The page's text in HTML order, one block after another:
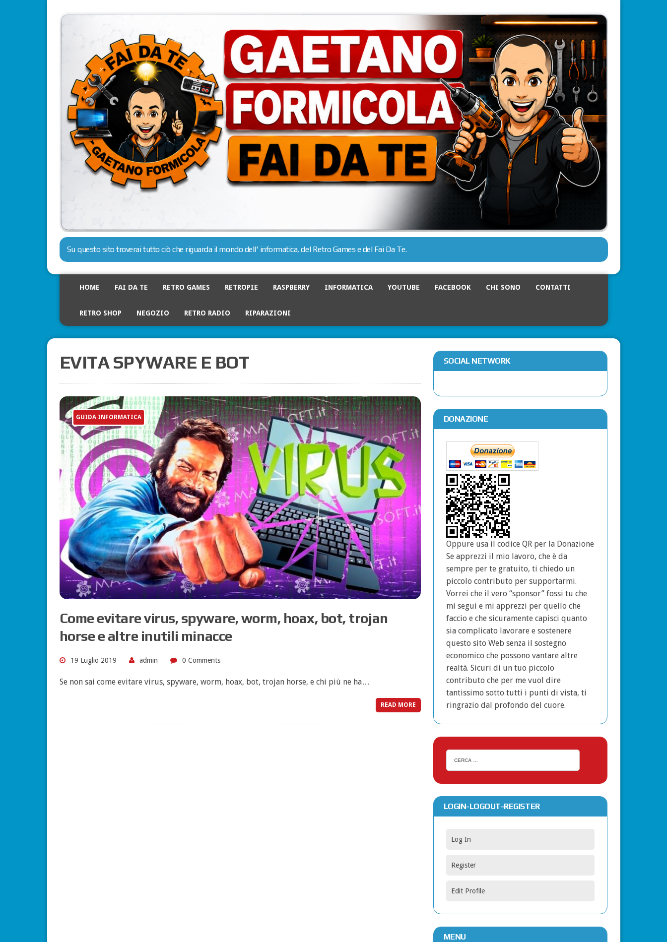
Su questo sito troverai tutto ciò che riguarda il mondo dell' informatica, del Retro Games e del Fai Da Te.
HOME FAI DA TE RETRO GAMES RETROPIE RASPBERRY INFORMATICA YOUTUBE FACEBOOK CHI SONO CONTATTI
RETRO SHOP NEGOZIO RETRO RADIO RIPARAZIONI
EVITA SPYWARE E BOT
GUIDA INFORMATICA
Come evitare virus, spyware, worm, hoax, bot, trojan
horse e altre inutili minacce
19 Luglio 2019 admin 0 Comments
Se non sai come evitare virus, spyware, worm, hoax, bot, trojan horse, e chi più ne ha…
READ MORE
SOCIAL NETWORK
DONAZIONE
Oppure usa il codice QR per la Donazione
Se apprezzi il mio lavoro, che è da
sempre per te gratuito, ti chiedo un
piccolo contributo per supportarmi.
Vorrei che il vero “sponsor” fossi tu che
mi segui e mi apprezzi per quello che
faccio e che sicuramente capisci quanto
sia complicato lavorare e sostenere
questo sito Web senza il sostegno
economico che possono vantare altre
realtà. Sicuri di un tuo piccolo
contributo che per me vuol dire
tantissimo sotto tutti i punti di vista, ti
ringrazio dal profondo del cuore.
LOGIN-LOGOUT-REGISTER
Log In
Register
Edit Profile
MENU